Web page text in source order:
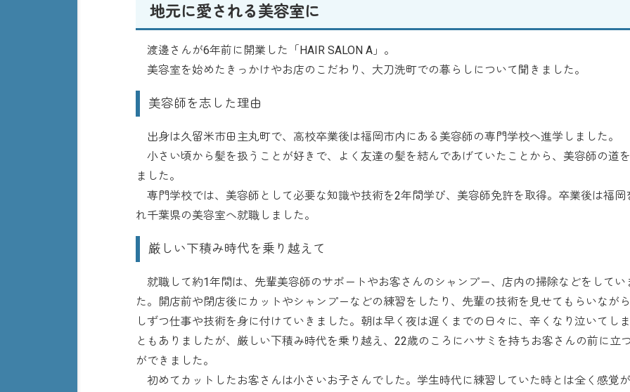
地元に愛される美容室に
渡邊さんが6年前に開業した「HAIR SALON A」。
美容室を始めたきっかけやお店のこだわり、大刀洗町での暮らしについて聞きました。
美容師を志した理由
出身は久留米市田主丸町で、高校卒業後は福岡市内にある美容師の専門学校へ進学しました。
小さい頃から髪を扱うことが好きで、よく友達の髪を結んであげていたことから、美容師の道
ました。
専門学校では、美容師として必要な知識や技術を2年間学び、美容師免許を取得。卒業後は福岡
れ千葉県の美容室へ就職しました。
厳しい下積み時代を乗り越えて
就職して約1年間は、先輩美容師のサポートやお客さんのシャンプー、店内の掃除などをしてい
た。開店前や閉店後にカットやシャンプーなどの練習をしたり、先輩の技術を見せてもらいなが
しずつ仕事や技術を身に付けていきました。朝は早く夜は遅くまでの日々に、辛くなり泣いてし
ともありましたが、厳しい下積み時代を乗り越え、22歳のころにハサミを持ちお客さんの前に立
ができました。
初めてカットしたお客さんは小さいお子さんでした。学生時代に練習していた時とは全く感覚